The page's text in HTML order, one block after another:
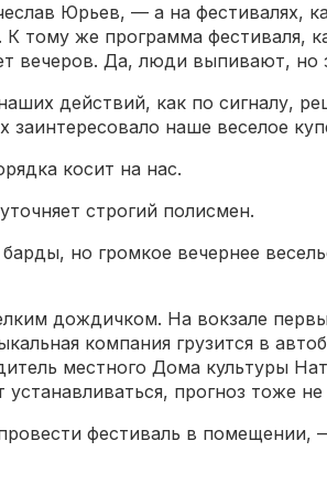
Юрьев, — а на фестивалях,
тому же программа фестиваля,
вечеров. Да, люди выпивают,
действий, как по сигналу,
наше веселое
косит на нас.
строгий полисмен.
но громкое вечернее
дождичком. На вокзале
компания грузится в
местного Дома культуры
прогноз тоже не
фестиваль в